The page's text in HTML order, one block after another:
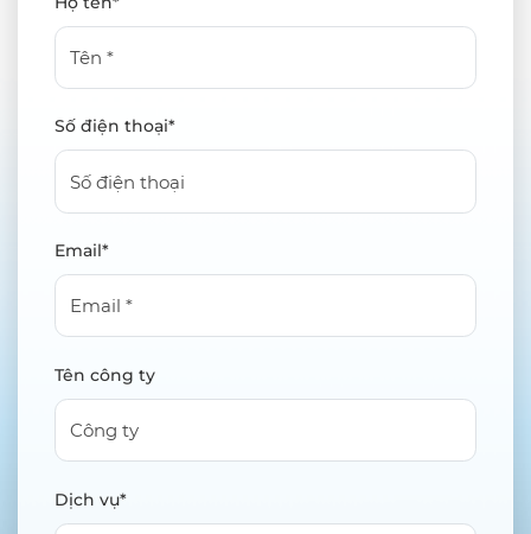
Số điện thoại*
Email*
Tên công ty
Dịch vụ*